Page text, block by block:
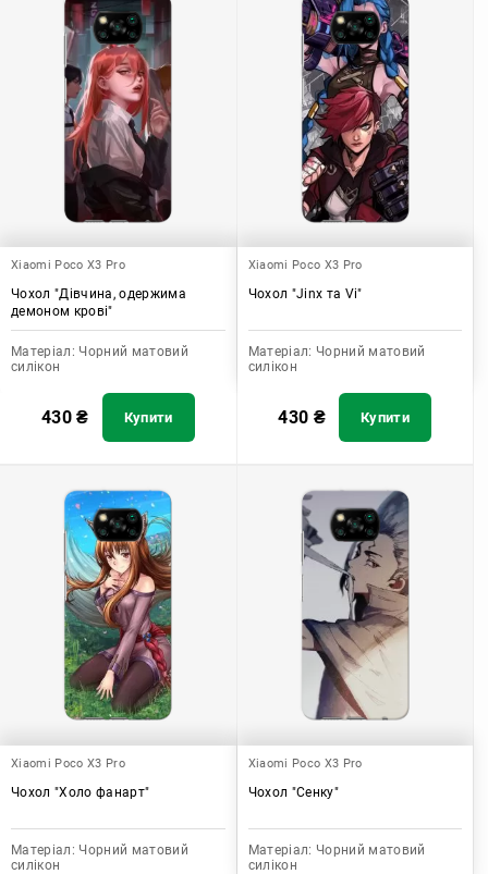
Xiaomi Poco X3 Pro
Чохол "Дівчина, одержима
демоном крові"
Матеріал: Чорний матовий
силікон
430₴ Купити
Xiaomi Poco X3 Pro
Чохол "Jinx та Vi"
Матеріал: Чорний матовий
силікон
430 ₴ Купити
Xiaomi Poco X3 Pro
Чохол "Холо фанарт"
Матеріал: Чорний матовий
силікон
Xiaomi Poco X3 Pro
Чохол "Сенку"
Матеріал: Чорний матовий
силікон